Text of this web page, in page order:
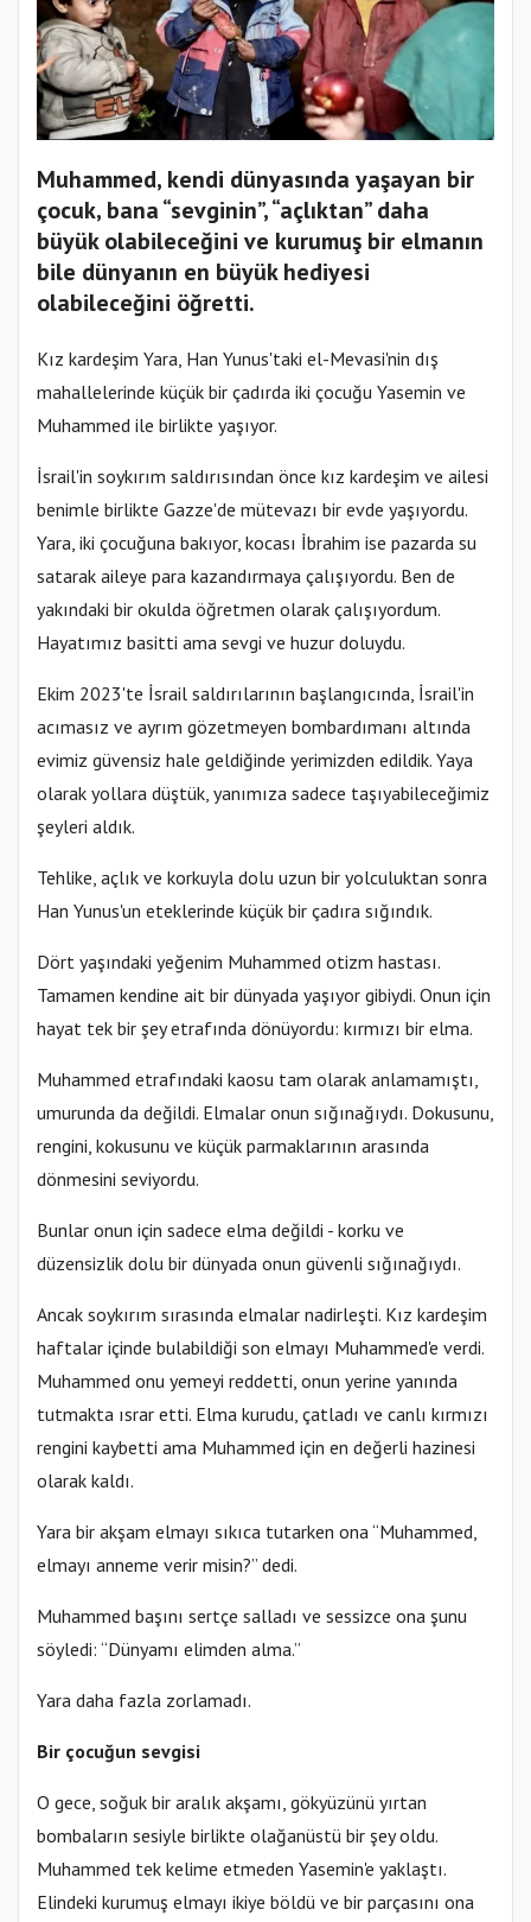
Muhammed, kendi dünyasında yaşayan bir
çocuk, bana “sevginin”, “açlıktan” daha
büyük olabileceğini ve kurumuş bir elmanın
bile dünyanın en büyük hediyesi
olabileceğini öğretti.
Kız kardeşim Yara, Han Yunus'taki el-Mevasi'nin dış
mahallelerinde küçük bir çadırda iki çocuğu Yasemin ve
Muhammed ile birlikte yaşıyor.
İsrail'in soykırım saldırısından önce kız kardeşim ve ailesi
benimle birlikte Gazze'de mütevazı bir evde yaşıyordu.
Yara, iki çocuğuna bakıyor, kocası İbrahim ise pazarda su
satarak aileye para kazandırmaya çalışıyordu. Ben de
yakındaki bir okulda öğretmen olarak çalışıyordum.
Hayatımız basitti ama sevgi ve huzur doluydu.
Ekim 2023'te İsrail saldırılarının başlangıcında, İsrail'in
acımasız ve ayrım gözetmeyen bombardımanı altında
evimiz güvensiz hale geldiğinde yerimizden edildik. Yaya
olarak yollara düştük, yanımıza sadece taşıyabileceğimiz
şeyleri aldık.
Tehlike, açlık ve korkuyla dolu uzun bir yolculuktan sonra
Han Yunus'un eteklerinde küçük bir çadıra sığındık.
Dört yaşındaki yeğenim Muhammed otizm hastası.
Tamamen kendine ait bir dünyada yaşıyor gibiydi. Onun için
hayat tek bir şey etrafında dönüyordu: kırmızı bir elma.
Muhammed etrafındaki kaosu tam olarak anlamamıştı,
umurunda da değildi. Elmalar onun sığınağıydı. Dokusunu,
rengini, kokusunu ve küçük parmaklarının arasında
dönmesini seviyordu.
Bunlar onun için sadece elma değildi - korku ve
düzensizlik dolu bir dünyada onun güvenli sığınağıydı.
Ancak soykırım sırasında elmalar nadirleşti. Kız kardeşim
haftalar içinde bulabildiği son elmayı Muhammed'e verdi.
Muhammed onu yemeyi reddetti, onun yerine yanında
tutmakta ısrar etti. Elma kurudu, çatladı ve canlı kırmızı
rengini kaybetti ama Muhammed için en değerli hazinesi
olarak kaldı.
Yara bir akşam elmayı sıkıca tutarken ona “Muhammed,
elmayı anneme verir misin?” dedi.
Muhammed başını sertçe salladı ve sessizce ona şunu
söyledi: “Dünyamı elimden alma.”
Yara daha fazla zorlamadı.
Bir çocuğun sevgisi
O gece, soğuk bir aralık akşamı, gökyüzünü yırtan
bombaların sesiyle birlikte olağanüstü bir şey oldu.
Muhammed tek kelime etmeden Yasemin'e yaklaştı.
Elindeki kurumuş elmayı ikiye böldü ve bir parçasını ona